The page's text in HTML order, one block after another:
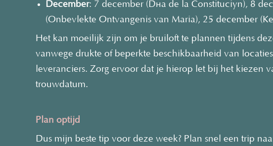
December: 7 december (Día de la Constitución), 8
(Onbevlekte Ontvangenis van Maria), 25 december
Het kan moeilijk zijn om je bruiloft te plannen tijdens
vanwege drukte of beperkte beschikbaarheid van
leveranciers. Zorg ervoor dat je hierop let bij het kiezen
trouwdatum.
Plan optijd
Dus mijn beste tip voor deze week? Plan snel een trip